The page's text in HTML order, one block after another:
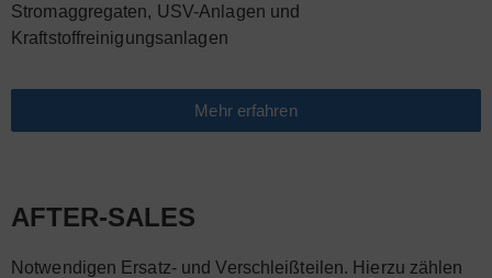
Stromaggregaten, USV-Anlagen und
Kraftstoffreinigungsanlagen
Mehr erfahren
AFTER-SALES
Notwendigen Ersatz- und Verschleißteilen. Hierzu zählen